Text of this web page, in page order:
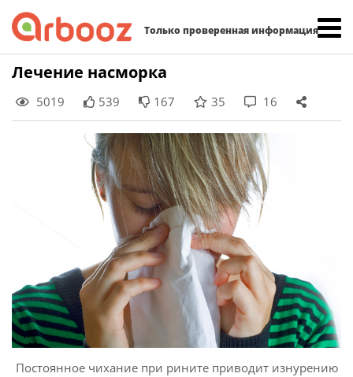
Только проверенная информация
Skip
content
Лечение насморка
5019 539 167 35 16
Постоянное чихание при рините приводит изнурению
Найти: